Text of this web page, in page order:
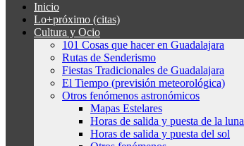
Inicio
Lo+próximo (citas)
Cultura y Ocio
101 Cosas que hacer en Guadalajara
Rutas de Senderismo
Fiestas Tradicionales de Guadalajara
El Tiempo (previsión meteorológica)
Otros fenómenos astronómicos
Mapas Estelares
Horas de salida y puesta de la luna
Horas de salida y puesta del sol